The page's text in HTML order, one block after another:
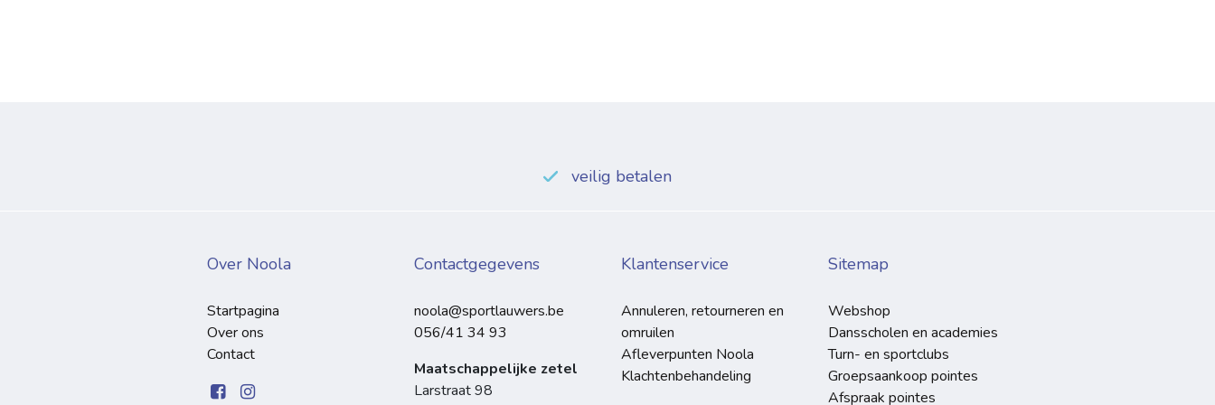
veilig betalen
Over Noola
Startpagina
Over ons
Contact
Contactgegevens
noola@sportlauwers.be
056/41 34 93
Maatschappelijke zetel
Larstraat 98
Klantenservice
Annuleren, retourneren en
omruilen
Afleverpunten Noola
Klachtenbehandeling
Sitemap
Webshop
Dansscholen en academies
Turn- en sportclubs
Groepsaankoop pointes
Afspraak pointes